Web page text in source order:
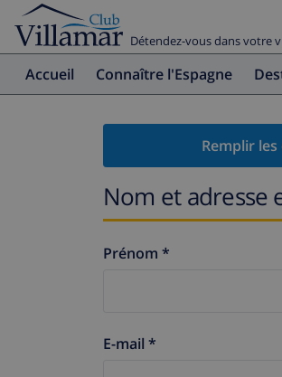
Détendez-vous dans votre
Accueil Connaître l'Espagne
Remplir les
Nom et adresse
Prénom *
E-mail *